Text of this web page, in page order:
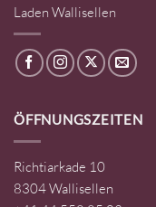
Laden Wallisellen
ÖFFNUNGSZEITEN
Richtiarkade 10
8304 Wallisellen